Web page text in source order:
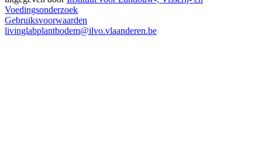
Voedingsonderzoek
Gebruiksvoorwaarden
livinglabplantbodem@ilvo.vlaanderen.be